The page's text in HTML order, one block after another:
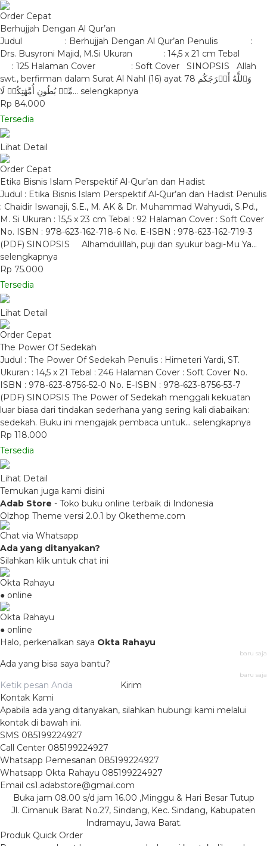
Order Cepat
Berhujjah Dengan Al Qur’an
Judul : Berhujjah Dengan Al Qur’an Penulis :
Drs. Busyroni Majid, M.Si Ukuran : 14,5 x 21 cm Tebal
: 125 Halaman Cover : Soft Cover SINOPSIS Allah
swt., berfirman dalam Surat Al Nahl (16) ayat 78 وَٱللَّهُ أَخۡرَجَكُم
مِّنۢ بُطُونِ أُمَّهَٰتِكُمۡ لَا… selengkapnya
Rp 84.000
Tersedia
Lihat Detail
Order Cepat
Etika Bisnis Islam Perspektif Al-Qur’an dan Hadist
Judul : Etika Bisnis Islam Perspektif Al-Qur’an dan Hadist Penulis
: Chaidir Iswanaji, S.E., M. AK & Dr. Muhammad Wahyudi, S.Pd.,
M. Si Ukuran : 15,5 x 23 cm Tebal : 92 Halaman Cover : Soft Cover
No. ISBN : 978-623-162-718-6 No. E-ISBN : 978-623-162-719-3
(PDF) SINOPSIS Alhamdulillah, puji dan syukur bagi-Mu Ya…
selengkapnya
Rp 75.000
Tersedia
Lihat Detail
Order Cepat
The Power Of Sedekah
Judul : The Power Of Sedekah Penulis : Himeteri Yardi, ST.
Ukuran : 14,5 x 21 Tebal : 246 Halaman Cover : Soft Cover No.
ISBN : 978-623-8756-52-0 No. E-ISBN : 978-623-8756-53-7
(PDF) SINOPSIS The Power of Sedekah menggali kekuatan
luar biasa dari tindakan sederhana yang sering kali diabaikan:
sedekah. Buku ini mengajak pembaca untuk… selengkapnya
Rp 118.000
Tersedia
Lihat Detail
Temukan juga kami disini
Adab Store - Toko buku online terbaik di Indonesia
Olzhop Theme versi 2.0.1 by Oketheme.com
Chat via Whatsapp
Ada yang ditanyakan?
Silahkan klik untuk chat ini
Okta Rahayu
● online
Okta Rahayu
● online
Halo, perkenalkan saya Okta Rahayu
baru saja
Ada yang bisa saya bantu?
baru saja
Kirim
Kontak Kami
Apabila ada yang ditanyakan, silahkan hubungi kami melalui
kontak di bawah ini.
SMS 085199224927
Call Center 085199224927
Whatsapp Pemesanan 085199224927
Whatsapp Okta Rahayu 085199224927
Email cs1.adabstore@gmail.com
Buka jam 08.00 s/d jam 16.00 ,Minggu & Hari Besar Tutup
Jl. Cimanuk Barat No.27, Sindang, Kec. Sindang, Kabupaten
Indramayu, Jawa Barat.
Produk Quick Order